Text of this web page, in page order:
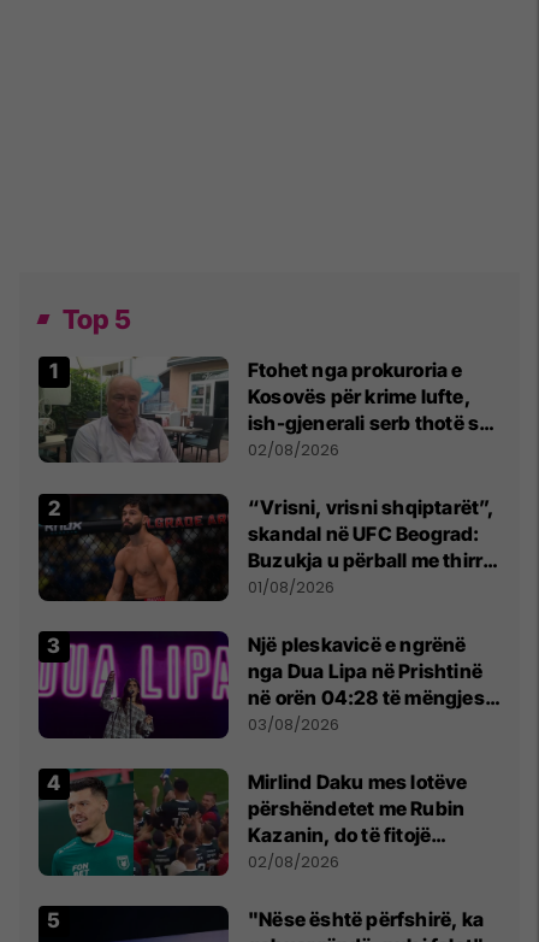
Top 5
Ftohet nga prokuroria e
Kosovës për krime lufte,
ish-gjenerali serb thotë se
dikush e tradhtoi në
02/08/2026
“Vrisni, vrisni shqiptarët”,
skandal në UFC Beograd:
Buzukja u përball me thirrje
anti-shqiptare nga
01/08/2026
Një pleskavicë e ngrënë
nga Dua Lipa në Prishtinë
në orën 04:28 të mëngjesit
- dhe bota digjitale serbe
03/08/2026
Mirlind Daku mes lotëve
përshëndetet me Rubin
Kazanin, do të fitojë
miliona te Spartak Moska
02/08/2026
"Nëse është përfshirë, ka